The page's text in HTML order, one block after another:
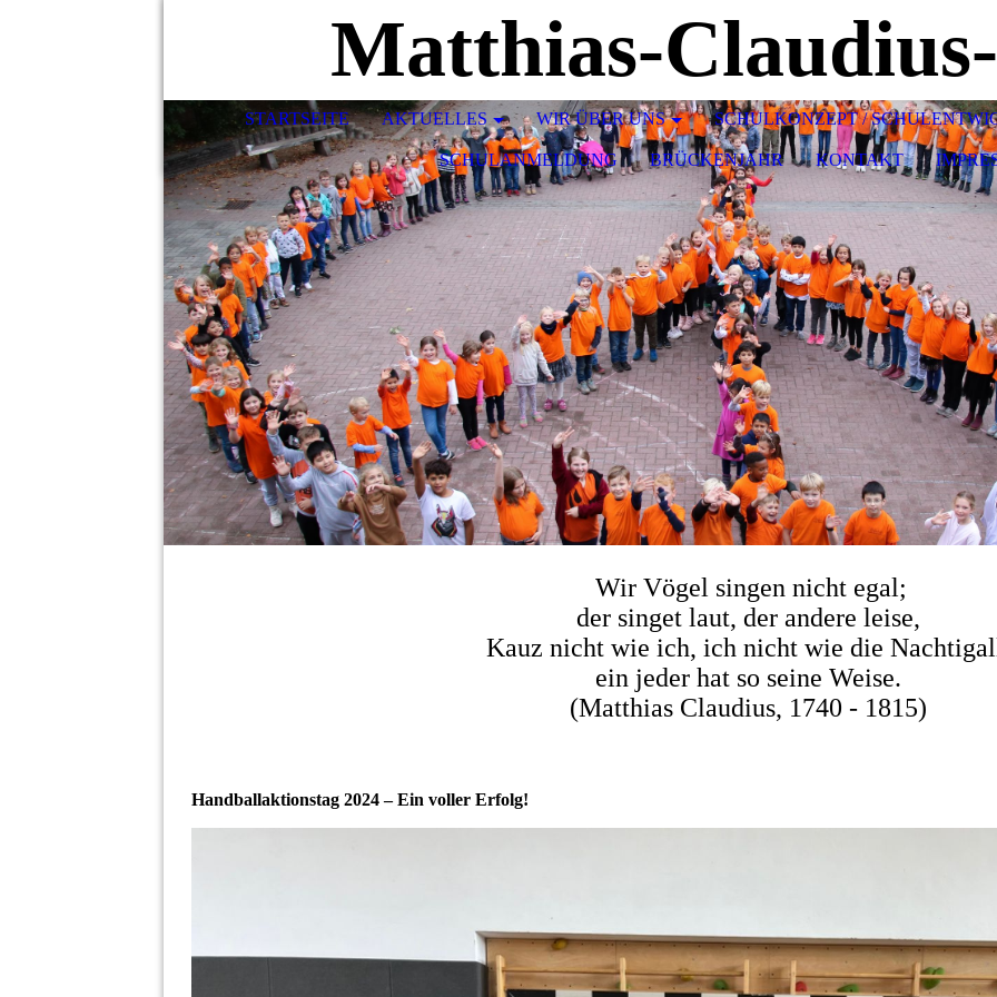
STARTSEITE AKTUELLES WIR ÜBER UNS SCHULKONZEPT /
SCHULANMELDUNG BRÜCKENJAHR KONTAKT
Wir Vögel singen nicht egal;
der singet laut, der andere leise,
Kauz nicht wie ich, ich nicht wie die
ein jeder hat so seine Weise.
(Matthias Claudius, 1740 - 1815)
Handballaktionstag 2024 – Ein voller Erfolg!